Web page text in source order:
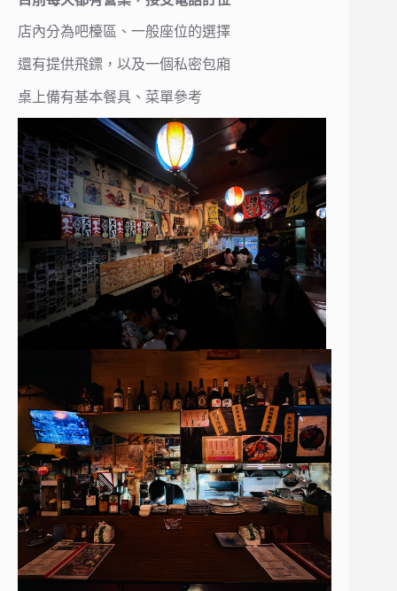
店內分為吧檯區、一般座位的選擇
還有提供飛鏢，以及一個私密包廂
桌上備有基本餐具、菜單參考